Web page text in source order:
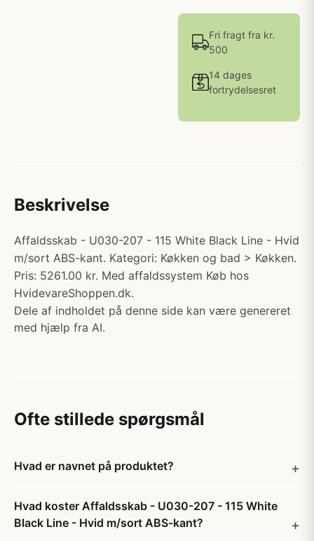
Fri fragt fra kr.
500
14 dages
fortrydelsesret
Beskrivelse
Affaldsskab - U030-207 - 115 White Black Line - Hvid
m/sort ABS-kant. Kategori: Køkken og bad > Køkken.
Pris: 5261.00 kr. Med affaldssystem Køb hos
HvidevareShoppen.dk.
Dele af indholdet på denne side kan være genereret
med hjælp fra AI.
Ofte stillede spørgsmål
Hvad er navnet på produktet?
Hvad koster Affaldsskab - U030-207 - 115 White
Black Line - Hvid m/sort ABS-kant?